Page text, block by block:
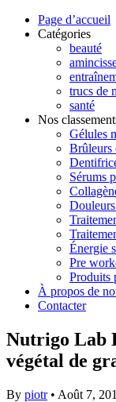
Page d’accueil
Catégories
beauté
trucs de
santé
Nos
Gélules
Brûleurs
Sérums
Énergie
Pre
Produits
À propos de
Contacter
Nutrigo Lab
végétal de
By piotr• Août 7,